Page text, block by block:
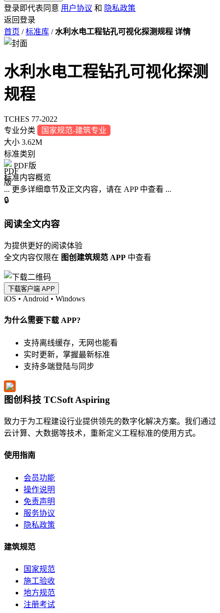
登录即代表同意 用户协议 和 隐私政策
返回登录
首页 / 标准库 / 水利水电工程钻孔可视化探测规程 详情
水利水电工程钻孔可视化探测
规程
TCHES 77-2022
专业分类
国家规范-建筑专业
大小 3.62M
标准类别
PDF版
标准内容概览
... 更多详细章节及正文内容，请在 APP 中查看 ...
🔒
阅读全文内容
为提供更好的阅读体验
全文内容仅限在 图创建筑规范 APP 中查看
下载客户端 APP
iOS • Android • Windows
为什么需要下载 APP?
支持离线缓存，无网也能看
实时更新，掌握最新标准
支持多端登陆与同步
图创科技 TCSoft Aspiring
致力于为工程建设行业提供领先的数字化解决方案。我们通过
云计算、大数据等技术，重新定义工程标准的使用方式。
使用指南
会员功能
操作说明
免责声明
服务协议
隐私政策
建筑规范
国家规范
施工验收
地方规范
注册考试